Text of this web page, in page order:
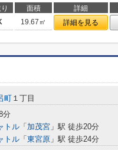
面積 詳細
19.67㎡ 詳細を見る
町 １丁目
分
トル 「 加茂宮 」駅 徒歩20分
トル 「 東宮原 」駅 徒歩24分